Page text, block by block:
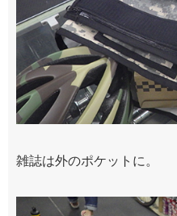
雑誌は外のポケットに。